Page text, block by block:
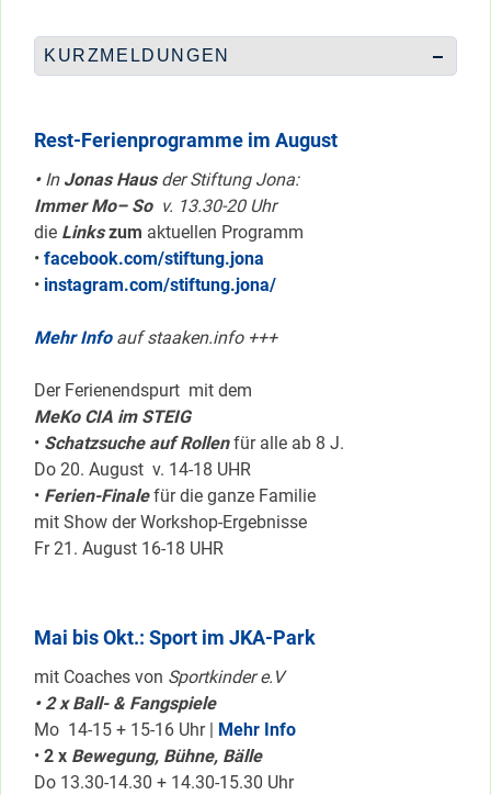
KURZMELDUNGEN
Rest-Ferienprogramme im August
•InJonas Hausder Stiftung Jona:
Immer Mo– So v. 13.30-20 Uhr
die Linkszum aktuellen Programm
• facebook.com/stiftung.jona
• instagram.com/stiftung.jona/
Mehr Infoauf staaken.info +++
Der Ferienendspurt mit dem
MeKo CIA im STEIG
• Schatzsuche auf Rollenfür alle ab 8 J.
Do 20. August v. 14-18 UHR
• Ferien-Finalefür die ganze Familie
mit Show der Workshop-Ergebnisse
Fr 21. August 16-18 UHR
Mai bis Okt.: Sport im JKA-Park
mit Coaches von Sportkinder e.V
• 2 x Ball- & Fangspiele
Mo 14-15 + 15-16 Uhr | Mehr Info
• 2 x Bewegung, Bühne, Bälle
Do 13.30-14.30 + 14.30-15.30 Uhr